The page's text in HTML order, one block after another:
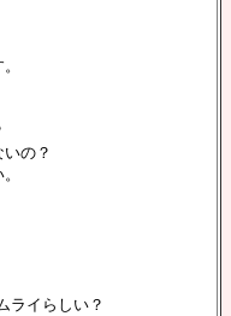
の？
ライらしい？